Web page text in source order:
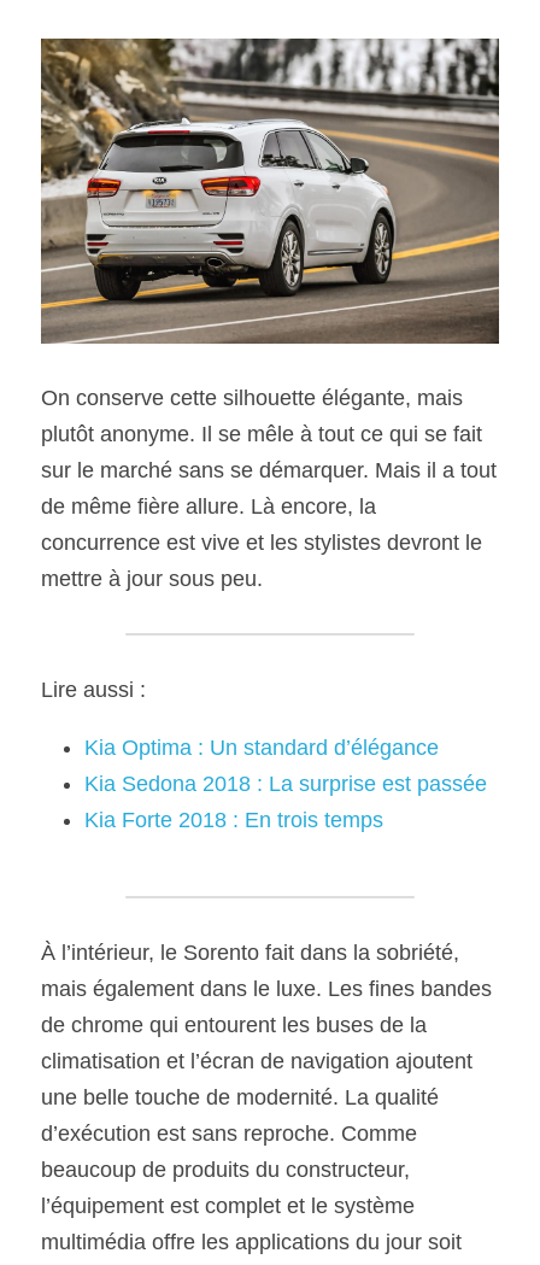
On conserve cette silhouette élégante, mais
plutôt anonyme. Il se mêle à tout ce qui se fait
sur le marché sans se démarquer. Mais il a tout
de même fière allure. Là encore, la
concurrence est vive et les stylistes devront le
mettre à jour sous peu.
Lire aussi :
Kia Optima : Un standard d’élégance
Kia Sedona 2018 : La surprise est passée
Kia Forte 2018 : En trois temps
À l’intérieur, le Sorento fait dans la sobriété,
mais également dans le luxe. Les fines bandes
de chrome qui entourent les buses de la
climatisation et l’écran de navigation ajoutent
une belle touche de modernité. La qualité
d’exécution est sans reproche. Comme
beaucoup de produits du constructeur,
l’équipement est complet et le système
multimédia offre les applications du jour soit